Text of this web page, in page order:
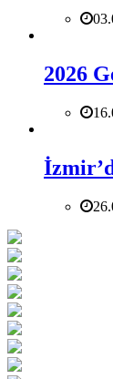
2026